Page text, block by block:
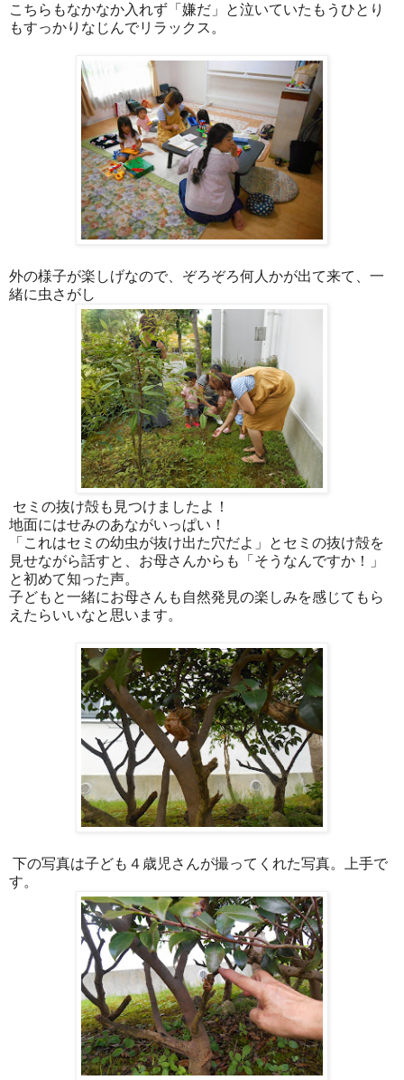
こちらもなかなか入れず「嫌だ」と泣いていたもうひとり
もすっかりなじんでリラックス。
外の様子が楽しげなので、ぞろぞろ何人かが出て来て、一
緒に虫さがし
セミの抜け殻も見つけましたよ！
地面にはせみのあながいっぱい！
「これはセミの幼虫が抜け出た穴だよ」とセミの抜け殻を
見せながら話すと、お母さんからも「そうなんですか！」
と初めて知った声。
子どもと一緒にお母さんも自然発見の楽しみを感じてもら
えたらいいなと思います。
下の写真は子ども４歳児さんが撮ってくれた写真。上手で
す。